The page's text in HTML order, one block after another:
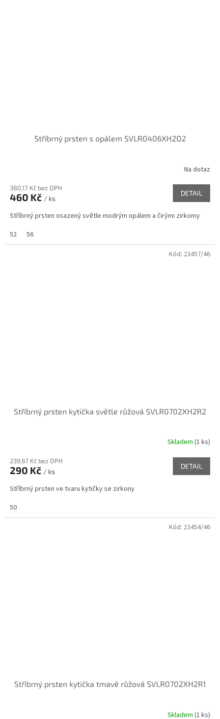
Stříbrný prsten s opálem SVLR0406XH2O2
Na dotaz
380,17 Kč bez DPH
460 Kč / ks
DETAIL
Stříbrný prsten osazený světle modrým opálem a čirými zirkomy
52
56
Stříbrný prsten kytička světle růžová SVLR0702XH2R2
Skladem (1 ks)
239,67 Kč bez DPH
290 Kč / ks
DETAIL
Stříbrný prsten ve tvaru kytičky se zirkony
50
Kód: 23457/46
Stříbrný prsten kytička tmavě růžová SVLR0702XH2R1
Skladem (1 ks)
Kód: 23454/46